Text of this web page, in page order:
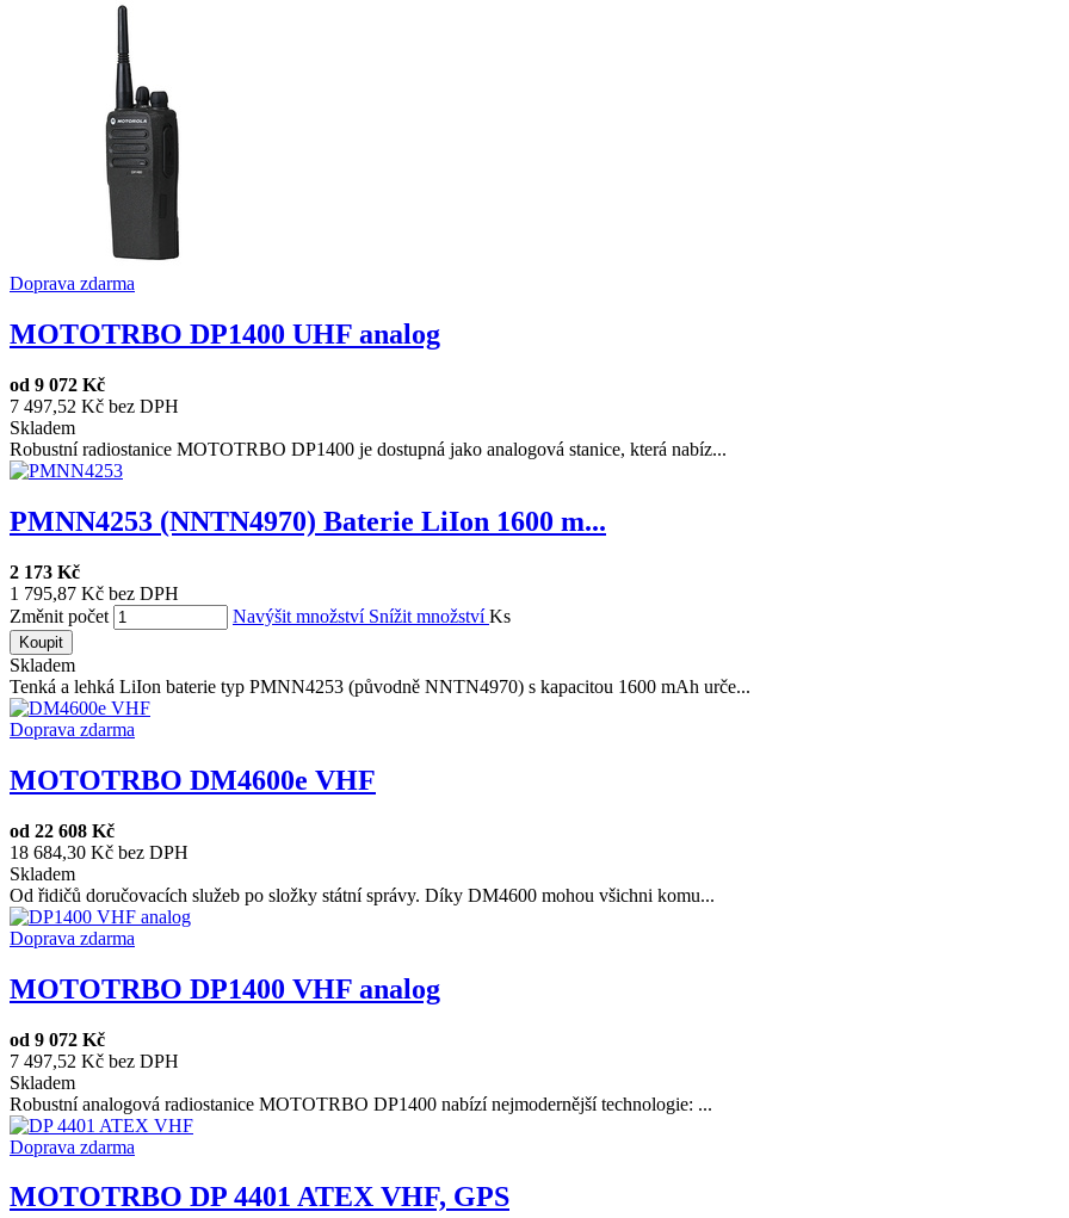
Doprava zdarma
MOTOTRBO DP1400 UHF analog
od 9 072 Kč
7 497,52 Kč bez DPH
Skladem
Robustní radiostanice MOTOTRBO DP1400 je dostupná jako analogová stanice, která nabíz...
PMNN4253 (NNTN4970) Baterie LiIon 1600 m...
2 173 Kč
1 795,87 Kč bez DPH
Změnit počet
Navýšit množství Snížit množstvíKs
Koupit
Skladem
Tenká a lehká LiIon baterie typ PMNN4253 (původně NNTN4970) s kapacitou 1600 mAh urče...
Doprava zdarma
MOTOTRBO DM4600e VHF
od 22 608 Kč
18 684,30 Kč bez DPH
Skladem
Od řidičů doručovacích služeb po složky státní správy. Díky DM4600 mohou všichni komu...
Doprava zdarma
MOTOTRBO DP1400 VHF analog
od 9 072 Kč
7 497,52 Kč bez DPH
Skladem
Robustní analogová radiostanice MOTOTRBO DP1400 nabízí nejmodernější technologie: ...
Doprava zdarma
MOTOTRBO DP 4401 ATEX VHF, GPS